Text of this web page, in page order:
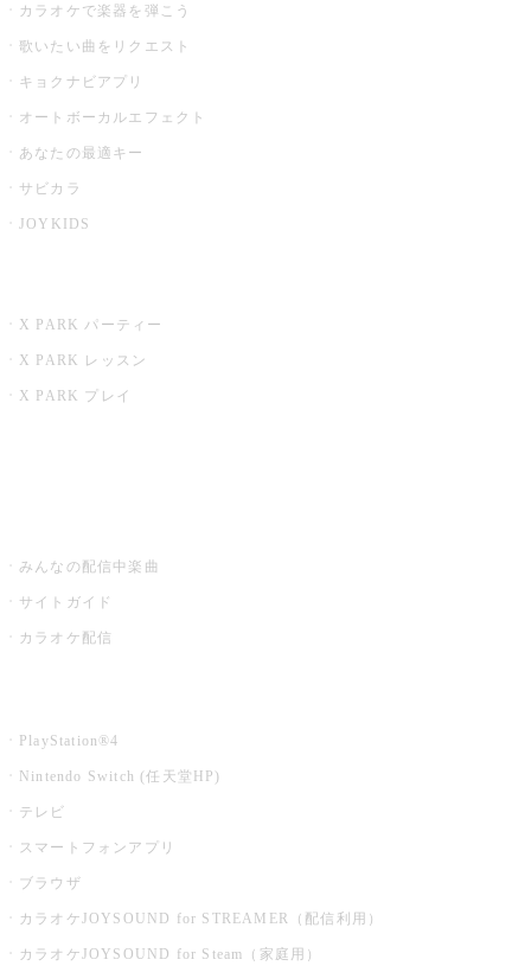
カラオケで楽器を弾こう
歌いたい曲をリクエスト
キョクナビアプリ
オートボーカルエフェクト
あなたの最適キー
サビカラ
JOYKIDS
X PARK パーティー
X PARK レッスン
X PARK プレイ
みんなの配信中楽曲
サイトガイド
カラオケ配信
PlayStation®4
Nintendo Switch (任天堂HP)
テレビ
スマートフォンアプリ
ブラウザ
カラオケJOYSOUND for STREAMER（配信利用）
カラオケJOYSOUND for Steam（家庭用）